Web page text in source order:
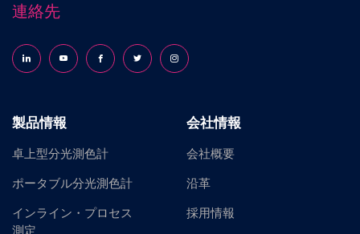
連絡先
Follow us on LinkedInFollow us on YouTubeFollow us on Facebook
Follow us on X (formerly Twitter)
Follow us on Instagram
製品情報
卓上型分光測色計
ポータブル分光測色計
インライン・プロセス
測定
会社情報
会社概要
沿革
採用情報